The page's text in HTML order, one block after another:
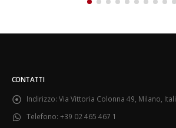
CONTATTI
Indirizzo: Via Vittoria Colonna 49, Milano, Italia